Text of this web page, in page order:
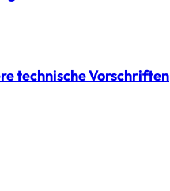
technische Vorschriften